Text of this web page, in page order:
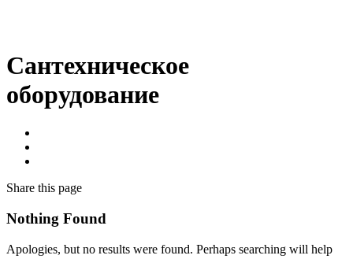
Сантехническое
оборудование
Share this page
Nothing Found
Apologies, but no results were found. Perhaps searching will help